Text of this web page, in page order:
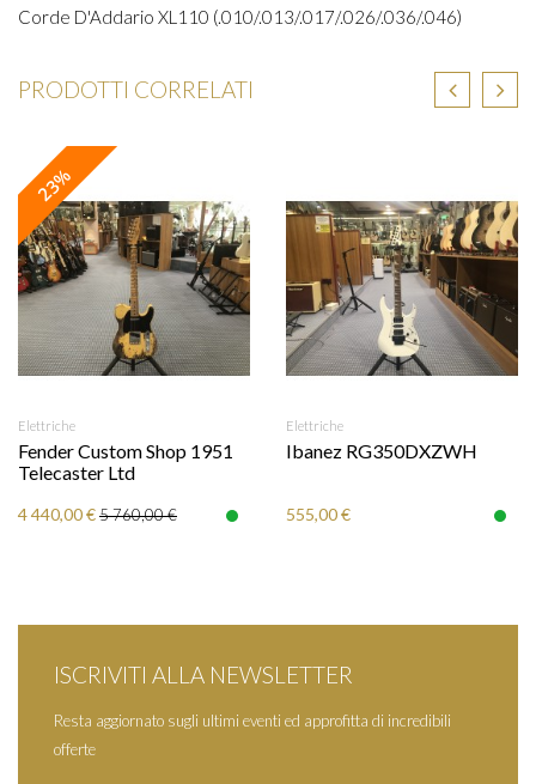
Corde D'Addario XL110 (.010/.013/.017/.026/.036/.046)
PRODOTTI CORRELATI
23%
Elettriche
Fender Custom Shop 1951
Telecaster Ltd
4 440,00 €5 760,00 €
Elettriche
Ibanez RG350DXZWH
555,00 €
ISCRIVITI ALLA NEWSLETTER
Resta aggiornato sugli ultimi eventi ed approfitta di incredibili
offerte